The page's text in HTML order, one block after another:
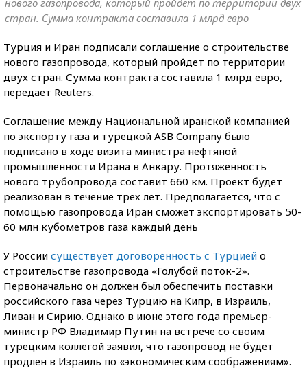
нового газопровода, который пройдет по территории двух
стран. Сумма контракта составила 1 млрд евро
Турция и Иран подписали соглашение о строительстве
нового газопровода, который пройдет по территории
двух стран. Сумма контракта составила 1 млрд евро,
передает Reuters.
Соглашение между Национальной иранской компанией
по экспорту газа и турецкой ASB Company было
подписано в ходе визита министра нефтяной
промышленности Ирана в Анкару. Протяженность
нового трубопровода составит 660 км. Проект будет
реализован в течение трех лет. Предполагается, что с
помощью газопровода Иран сможет экспортировать 50-
60 млн кубометров газа каждый день
У России существует договоренность с Турцией о
строительстве газопровода «Голубой поток-2».
Первоначально он должен был обеспечить поставки
российского газа через Турцию на Кипр, в Израиль,
Ливан и Сирию. Однако в июне этого года премьер-
министр РФ Владимир Путин на встрече со своим
турецким коллегой заявил, что газопровод не будет
продлен в Израиль по «экономическим соображениям».